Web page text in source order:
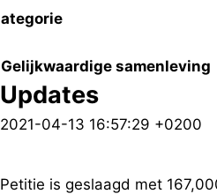
Gelijkwaardige samenleving
Updates
2021-04-13 16:57:29 +0200
Petitie is geslaagd met